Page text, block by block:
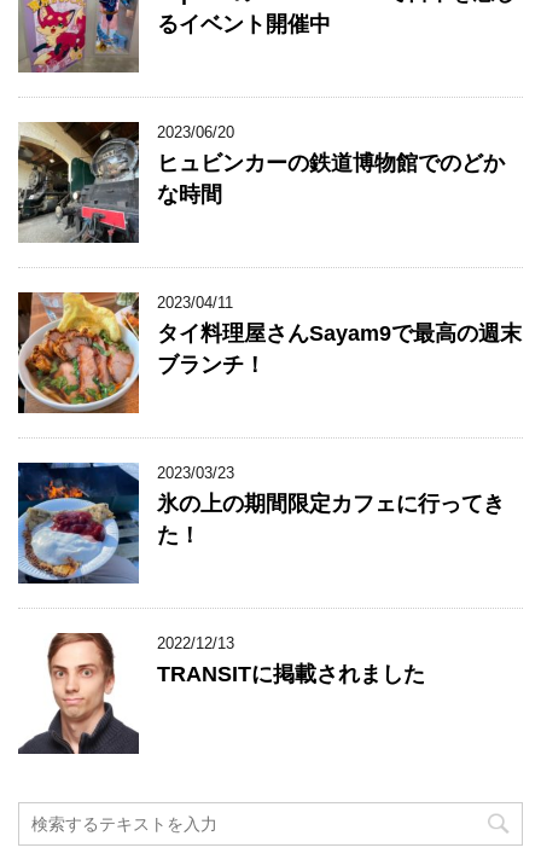
るイベント開催中
2023/06/20
ヒュビンカーの鉄道博物館でのどか
な時間
2023/04/11
タイ料理屋さんSayam9で最高の週末
ブランチ！
2023/03/23
氷の上の期間限定カフェに行ってき
た！
2022/12/13
TRANSITに掲載されました